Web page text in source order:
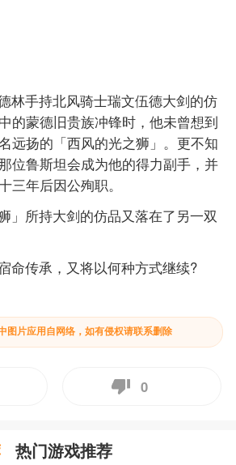
林手持北风骑士瑞文伍德大剑的仿
的蒙德旧贵族冲锋时，他未曾想到
远扬的「西风的光之狮」。更不知
位鲁斯坦会成为他的得力副手，并
三年后因公殉职。
」所持大剑的仿品又落在了另一双
命传承，又将以何种方式继续?
图片应用自网络，如有侵权请联系删除
0
热门游戏推荐